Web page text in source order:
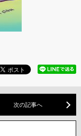
次の記事へ